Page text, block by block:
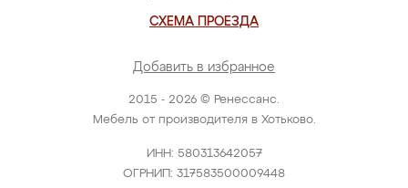
2015 - 2026 © Ренессанс.
Мебель от производителя в Хотьково.
ИНН: 580313642057
ОГРНИП: 317583500009448
СХЕМА ПРОЕЗДА
Добавить в избранное